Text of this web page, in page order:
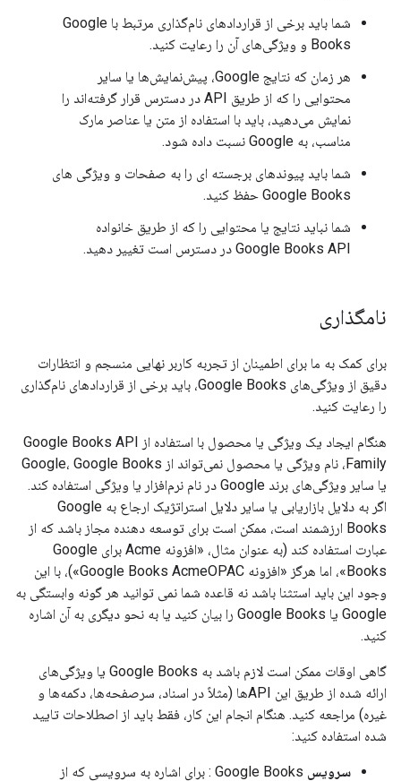
شما باید برخی از قراردادهای نام‌گذاری مرتبط با Google
Books و ویژگی‌های آن را رعایت کنید.
هر زمان که نتایج Google، پیش‌نمایش‌ها یا سایر
محتوایی را که از طریق API در دسترس قرار گرفته‌اند را
نمایش می‌دهید، باید با استفاده از متن یا عناصر مارک
مناسب، به Google نسبت داده شود.
شما باید پیوندهای برجسته ای را به صفحات و ویژگی های
Google Books حفظ کنید.
شما نباید نتایج یا محتوایی را که از طریق خانواده
Google Books API در دسترس است تغییر دهید.
نامگذاری
برای کمک به ما برای اطمینان از تجربه کاربر نهایی منسجم و انتظارات
دقیق از ویژگی‌های Google Books، باید برخی از قراردادهای نام‌گذاری
را رعایت کنید.
هنگام ایجاد یک ویژگی یا محصول با استفاده از Google Books API
Family، نام ویژگی یا محصول نمی‌تواند از Google، Google Books
یا سایر ویژگی‌های برند Google در نام نرم‌افزار یا ویژگی استفاده کند.
اگر به دلایل بازاریابی یا سایر دلایل استراتژیک ارجاع به Google
Books ارزشمند است، ممکن است برای توسعه دهنده مجاز باشد که از
عبارت استفاده کند (به عنوان مثال، «افزونه Acme برای Google
Books»، اما هرگز «افزونه Google Books AcmeOPAC»)، با این
وجود این باید استثنا باشد نه قاعده شما نمی توانید هر گونه وابستگی به
Google یا Google Books را بیان کنید یا به نحو دیگری به آن اشاره
کنید.
گاهی اوقات ممکن است لازم باشد به Google Books یا ویژگی‌های
ارائه شده از طریق این APIها (مثلاً در اسناد، سرصفحه‌ها، دکمه‌ها و
غیره) مراجعه کنید. هنگام انجام این کار، فقط باید از اصطلاحات تایید
شده استفاده کنید:
سرویس
Google Books : برای اشاره به سرویسی که از